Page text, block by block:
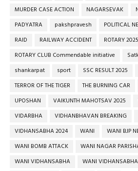
MURDER CASE ACTION
NAGARSEVAK
PADYATRA
pakshpravesh POLITICAL
RAID
RAILWAY ACCIDENT
ROTARY 2025
ROTARY CLUB Commendable initiative
shankarpat
sport SSC RESULT 2025
TERROR OF THE TIGER
THE BURNING CAR
UPOSHAN
VAIKUNTH MAHOTSAV 2025
VIDARBHA
VIDHANBHAVAN BREAKING
VIDHANSABHA 2024
WANI
WANI BJP
WANI BOMB ATTACK
WANI NAGAR
WANI VIDHANSABHA
WANI